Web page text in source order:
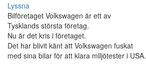
Lyssna
Bilföretaget Volkswagen är ett av
Tysklands största företag.
Nu är det kris i företaget.
Det har blivit känt att Volkswagen fuskat
med sina bilar för att klara miljötester i USA.